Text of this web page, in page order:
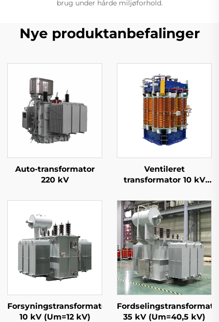
brug under hårde miljøforhold.
Nye produktanbefalinger
Auto-transformator
220 kV
Ventileret
transformator 10 kV
Forsyningstransformator
10 kV (Um=12 kV)
35 kV (Um=40,5 kV)